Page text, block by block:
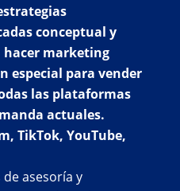
conceptual y
hacer marketing
especial para vender
las plataformas
actuales.
TikTok, YouTube,
de asesoría y